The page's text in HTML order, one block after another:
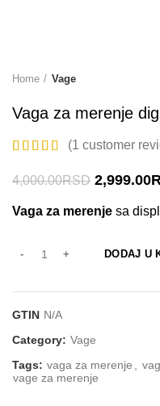
Home Vage
Vaga za merenje
(1 customer
4,000.00RSD 2,999.00
Vaga za merenje sa
DODAJ U
GTIN N/A
Category: Vage
Tags: vaga za merenje ,
vage za merenje